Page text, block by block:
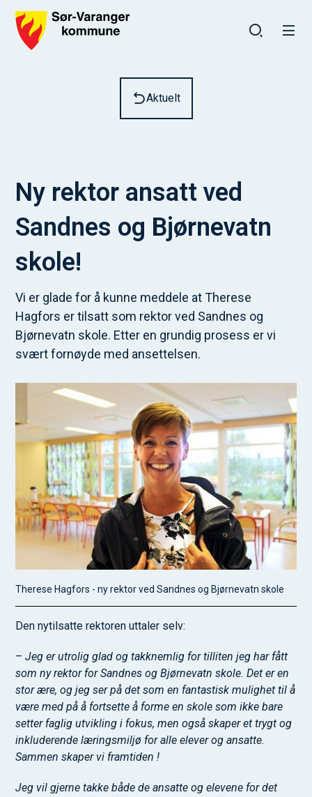
Aktuelt
Ny rektor ansatt ved
Sandnes og Bjørnevatn
skole!
Vi er glade for å kunne meddele at Therese
Hagfors er tilsatt som rektor ved Sandnes og
Bjørnevatn skole. Etter en grundig prosess er vi
svært fornøyde med ansettelsen.
Therese Hagfors - ny rektor ved Sandnes og Bjørnevatn skole
Den nytilsatte rektoren uttaler selv:
–Jeg er utrolig glad og takknemlig for tilliten jeg har fått
som ny rektor for Sandnes og Bjørnevatn skole. Det er en
stor ære, og jeg ser på det som en fantastisk mulighet til å
være med på å fortsette å forme en skole som ikke bare
setter faglig utvikling i fokus, men også skaper et trygt og
inkluderende læringsmiljø for alle elever og ansatte.
Sammen skaper vi framtiden !
Jeg vil gjerne takke både de ansatte og elevene for det